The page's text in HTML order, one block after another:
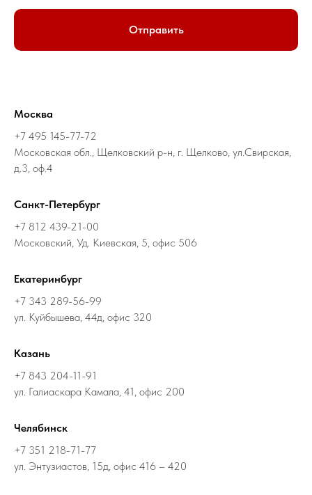
Отправить
Москва
+7 495 145-77-72
Московская обл., Щелковский р-н, г. Щелково, ул.Свирская,
д.3, оф.4
Санкт-Петербург
+7 812 439-21-00
Московский, Уд. Киевская, 5, офис 506
Екатеринбург
+7 343 289-56-99
ул. Куйбышева, 44д, офис 320
Казань
+7 843 204-11-91
ул. Галиаскара Камала, 41, офис 200
Челябинск
+7 351 218-71-77
ул. Энтузиастов, 15д, офис 416 – 420